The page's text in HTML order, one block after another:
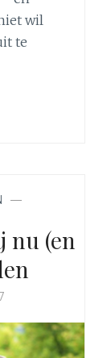
wil
te
—
nu (en